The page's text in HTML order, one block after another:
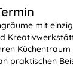
mit
Küchentraum
praktischen